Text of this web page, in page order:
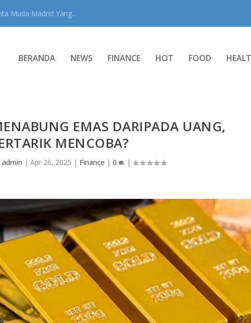
Muda Madrid Yang...
BERANDA NEWS FINANCE HOT FOOD
EMAS DARIPADA UANG,
MENCOBA?
admin | Apr 26, 2025 | Finance | 0 |